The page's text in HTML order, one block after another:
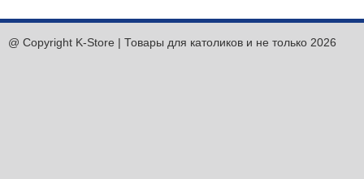
@ Copyright K-Store | Товары для католиков и не только 2026